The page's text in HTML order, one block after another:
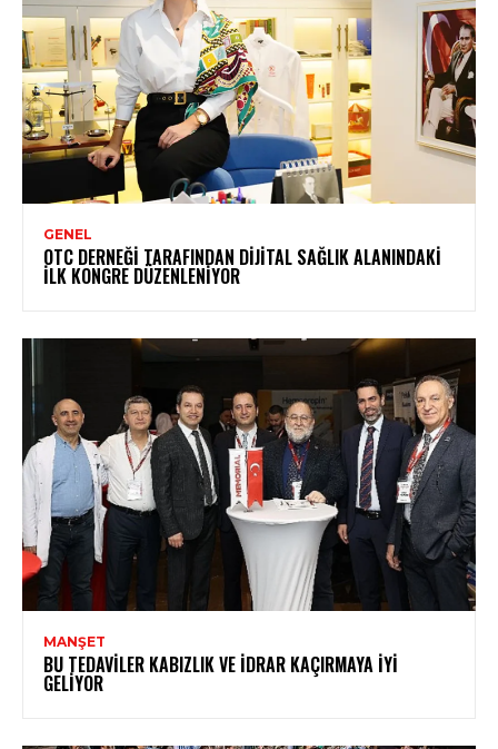
GENEL
OTC DERNEĞI TARAFINDAN DIJITAL SAĞLIK ALANINDAKI
İLK KONGRE DÜZENLENIYOR
MANŞET
BU TEDAVILER KABIZLIK VE İDRAR KAÇIRMAYA İYI
GELIYOR